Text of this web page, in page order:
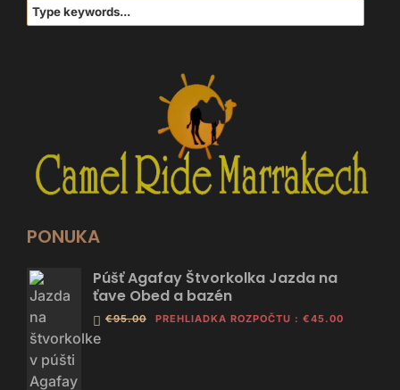
PONUKA
Púšť Agafay Štvorkolka Jazda na
ťave Obed a bazén
€95.00 PREHLIADKA ROZPOČTU : €45.00